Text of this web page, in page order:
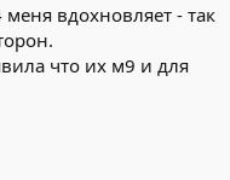
вдохновляет - так
что их м9 и для